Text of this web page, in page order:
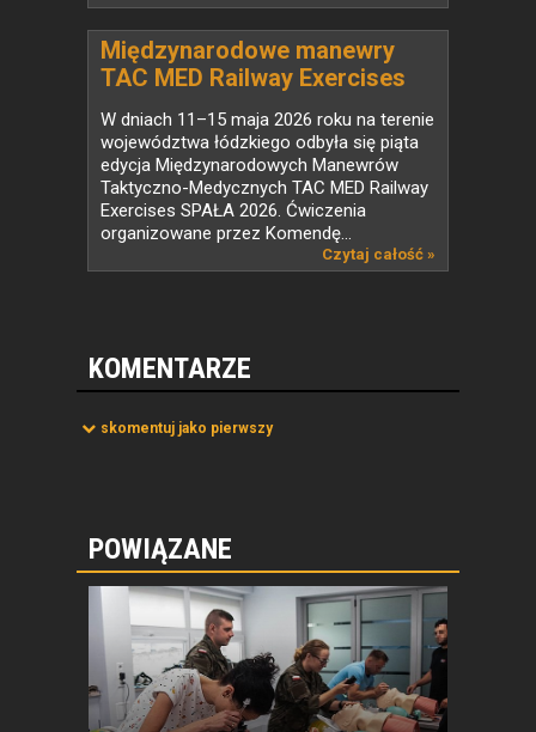
Międzynarodowe manewry
TAC MED Railway Exercises
W dniach 11–15 maja 2026 roku na terenie
województwa łódzkiego odbyła się piąta
edycja Międzynarodowych Manewrów
Taktyczno-Medycznych TAC MED Railway
Exercises SPAŁA 2026. Ćwiczenia
organizowane przez Komendę...
Czytaj całość »
KOMENTARZE
skomentuj jako pierwszy
POWIĄZANE